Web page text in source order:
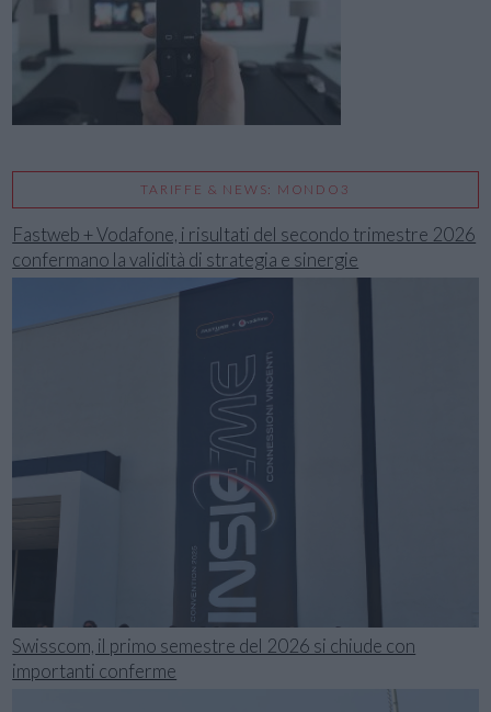
TARIFFE & NEWS: MONDO3
Fastweb + Vodafone, i risultati del secondo trimestre 2026
confermano la validità di strategia e sinergie
Swisscom, il primo semestre del 2026 si chiude con
importanti conferme